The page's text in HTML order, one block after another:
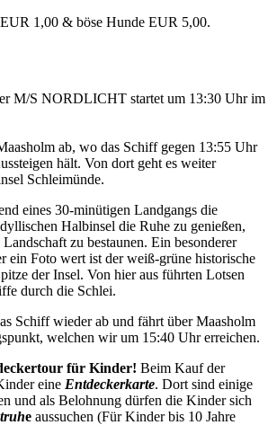
1,00 & böse Hunde EUR 5,00.
M/S NORDLICHT startet um 13:30 Uhr im
ab, wo das Schiff gegen 13:55 Uhr
hält. Von dort geht es weiter
Schleimünde.
eines 30-minütigen Landgangs die
Halbinsel die Ruhe zu genießen,
zu bestaunen. Ein besonderer
ein Foto wert ist der weiß-grüne historische
der Insel. Von hier aus führten Lotsen
durch die Schlei.
Schiff wieder ab und fährt über Maasholm
welchen wir um 15:40 Uhr erreichen.
für Kinder! Beim Kauf der
eine Entdeckerkarte. Dort sind einige
und als Belohnung dürfen die Kinder sich
e aussuchen (Für Kinder bis 10 Jahre